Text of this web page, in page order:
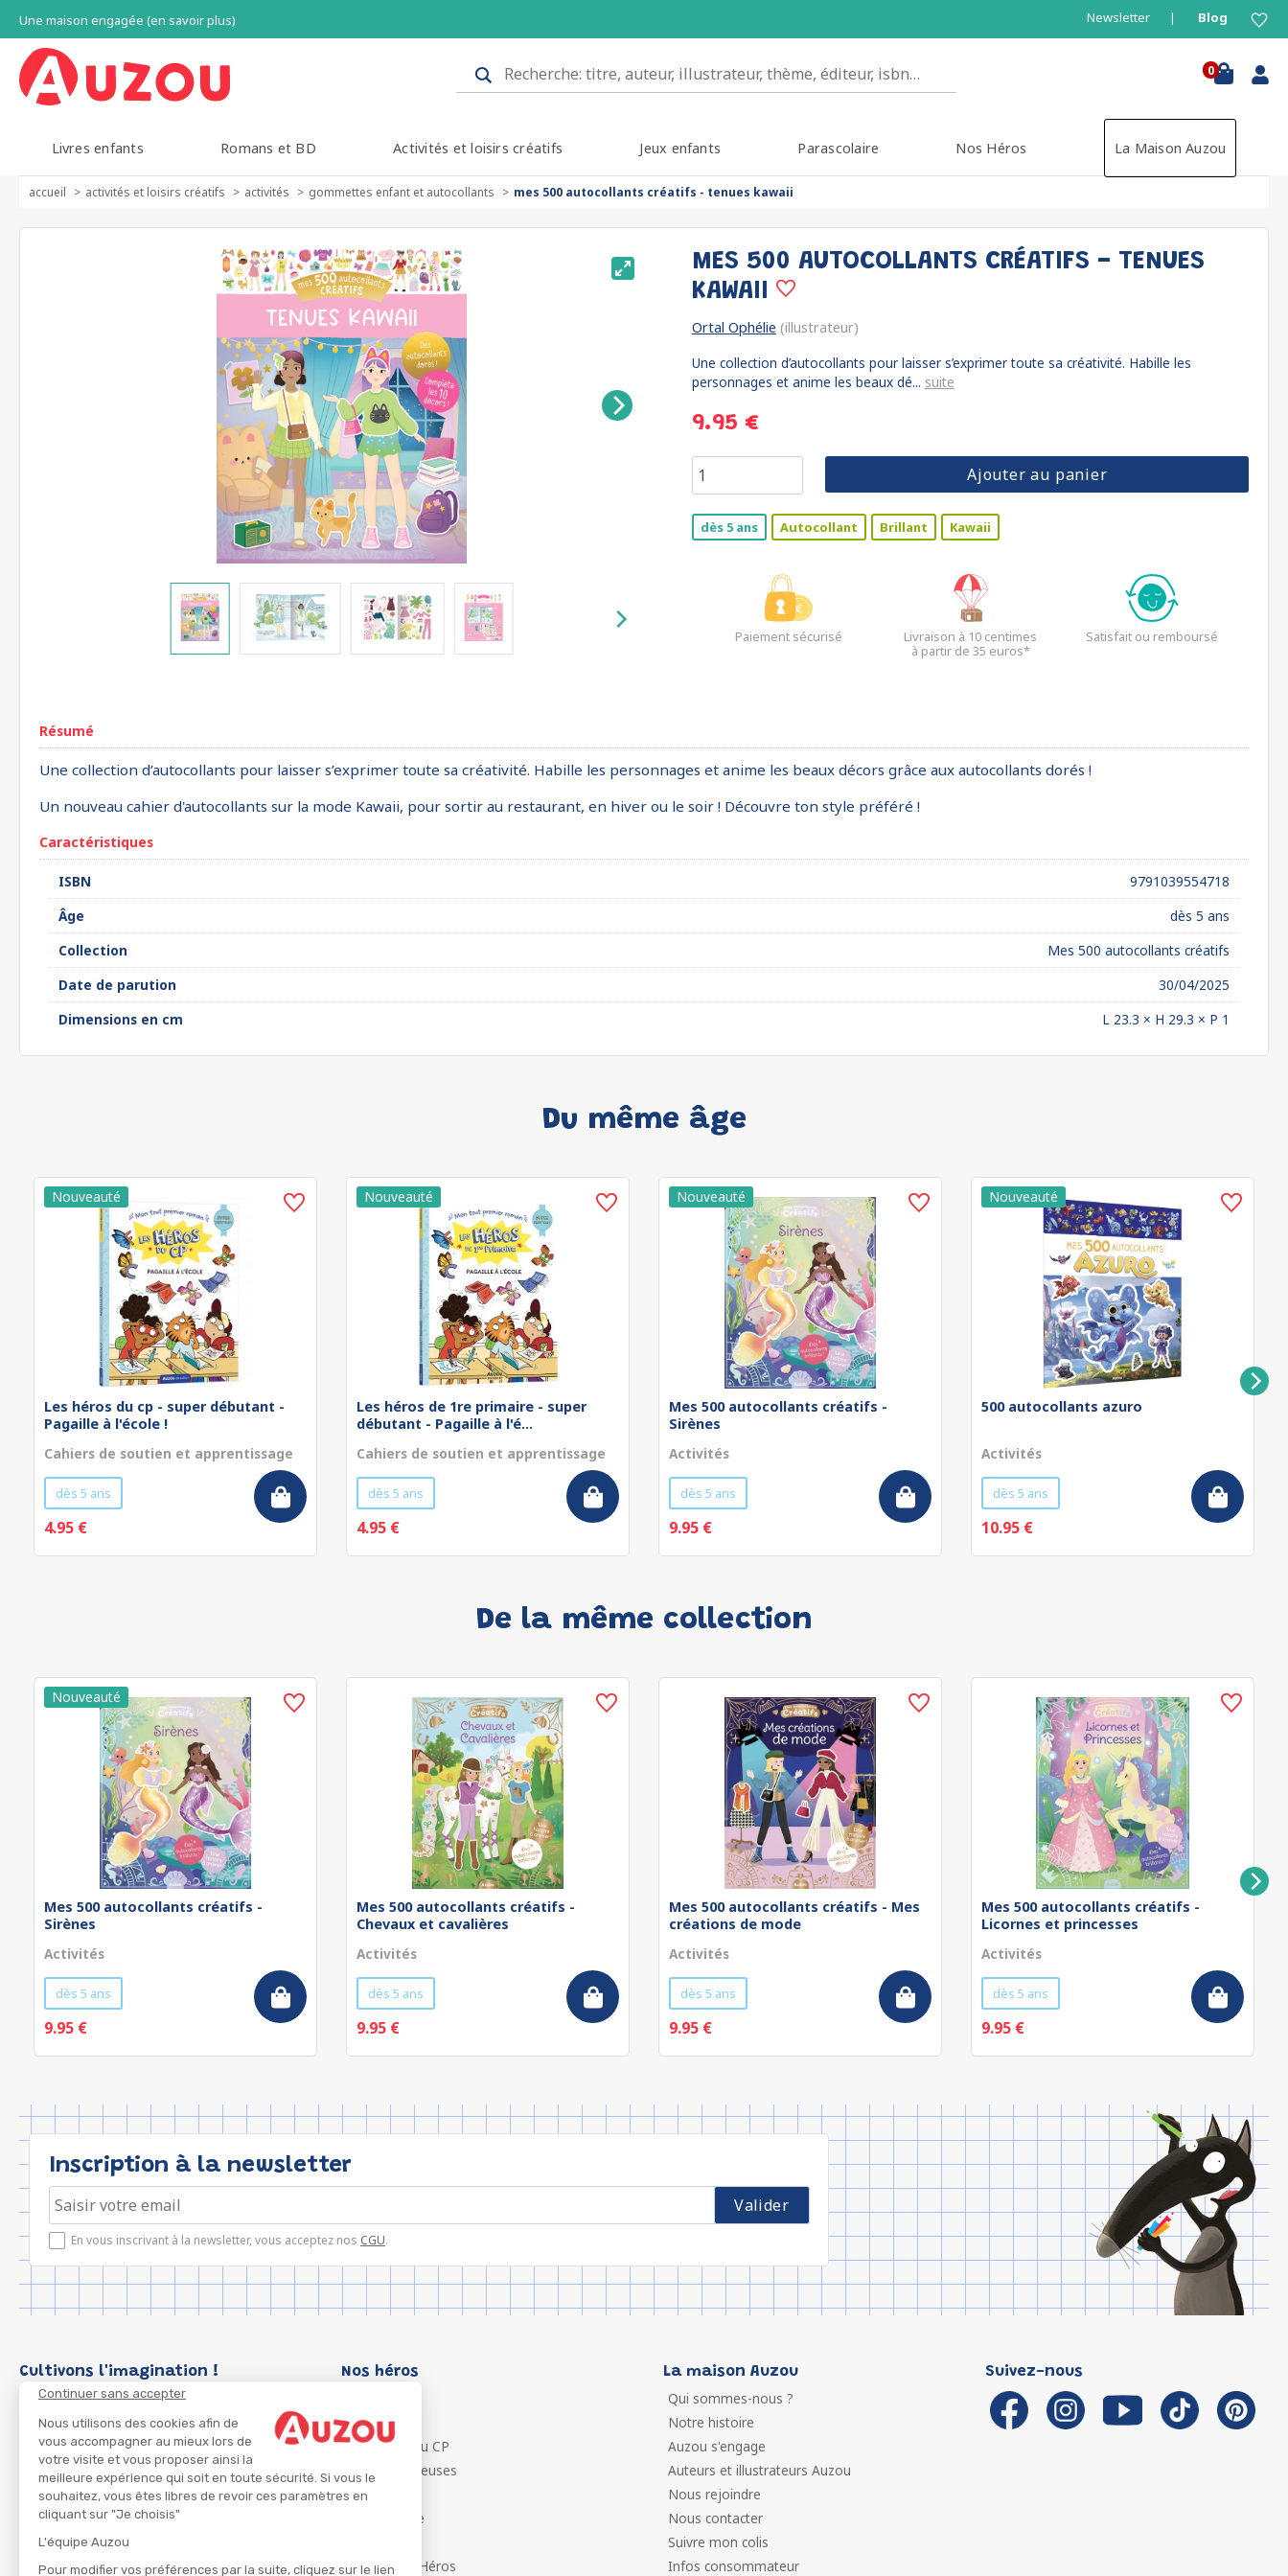
Continuer sans accepter
Nous utilisons des cookies afin de
vous accompagner au mieux lors de
votre visite et vous proposer ainsi la
meilleure expérience qui soit en toute sécurité. Si vous le
souhaitez, vous êtes libres de revoir ces paramètres en
cliquant sur "Je choisis"
L'équipe Auzou
Pour modifier vos préférences par la suite, cliquez sur le lien
Une maison engagée (en savoir plus) Newsletter Blog
0
Livres enfants Romans et BD Activités et loisirs créatifs Jeux enfants Parascolaire Nos Héros La Maison Auzou
accueil activités et loisirs créatifs activités gommettes enfant et autocollants mes 500 autocollants créatifs - tenues kawaii
MES 500 AUTOCOLLANTS CRÉATIFS - TENUES
KAWAII
Ortal Ophélie (illustrateur)
Une collection d’autocollants pour laisser s’exprimer toute sa créativité. Habille les
personnages et anime les beaux dé... suite
9.95 €
Ajouter au panier
dès 5 ans Autocollant Brillant Kawaii
Paiement sécurisé
Livraison à 10 centimes
à partir de 35 euros*
Satisfait ou remboursé
Résumé
Une collection d’autocollants pour laisser s’exprimer toute sa créativité. Habille les personnages et anime les beaux décors grâce aux autocollants dorés !
Un nouveau cahier d'autocollants sur la mode Kawaii, pour sortir au restaurant, en hiver ou le soir ! Découvre ton style préféré !
Caractéristiques
ISBN
9791039554718
Âge
dès 5 ans
Collection
Mes 500 autocollants créatifs
Date de parution
30/04/2025
Dimensions en cm
L 23.3 × H 29.3 × P 1
Du même âge
Les héros du cp - super débutant -
Pagaille à l'école !
Cahiers de soutien et apprentissage
dès 5 ans
4.95 €
Les héros de 1re primaire - super
débutant - Pagaille à l'é...
Cahiers de soutien et apprentissage
dès 5 ans
4.95 €
Mes 500 autocollants créatifs -
Sirènes
Activités
dès 5 ans
9.95 €
500 autocollants azuro
Activités
dès 5 ans
10.95 €
De la même collection
Mes 500 autocollants créatifs -
Sirènes
Activités
dès 5 ans
9.95 €
Mes 500 autocollants créatifs -
Chevaux et cavalières
Activités
dès 5 ans
9.95 €
Mes 500 autocollants créatifs - Mes
créations de mode
Activités
dès 5 ans
9.95 €
Mes 500 autocollants créatifs -
Licornes et princesses
Activités
dès 5 ans
9.95 €
Inscription à la newsletter
En vous inscrivant à la newsletter, vous acceptez nos CGU.
Cultivons l'imagination ! Nos héros
P'tit Loup
Les Héros du CP
Les Influenceuses
Migali
Petite Taupe
Ma Boîte à Héros
La maison Auzou
Qui sommes-nous ?
Notre histoire
Auzou s'engage
Auteurs et illustrateurs Auzou
Nous rejoindre
Nous contacter
Suivre mon colis
Infos consommateur
Suivez-nous